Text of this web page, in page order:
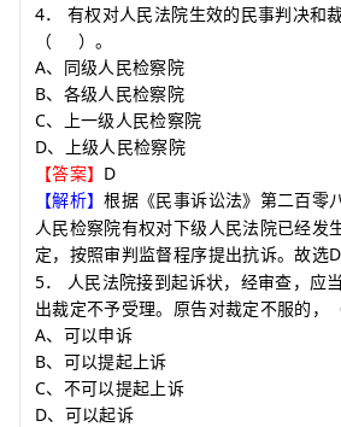
4．
有权对人民法院生效的民事判决和
（
）。
A、同级人民检察院
B、各级人民检察院
C、上一级人民检察院
D、上级人民检察院
【答案】 D
【解析】根据《民事诉讼法》第二百零
人民检察院有权对下级人民法院已经发
定 ， 按照审判监督程序提出抗诉。故选D
5．
人民法院接到起诉状，经审查，应
出裁定不予受理。原告对裁定不服的，
A、可以申诉
B、可以提起上诉
C、不可以提起上诉
D、可以起诉